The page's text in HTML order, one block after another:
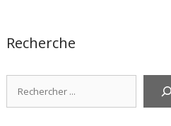
Recherche